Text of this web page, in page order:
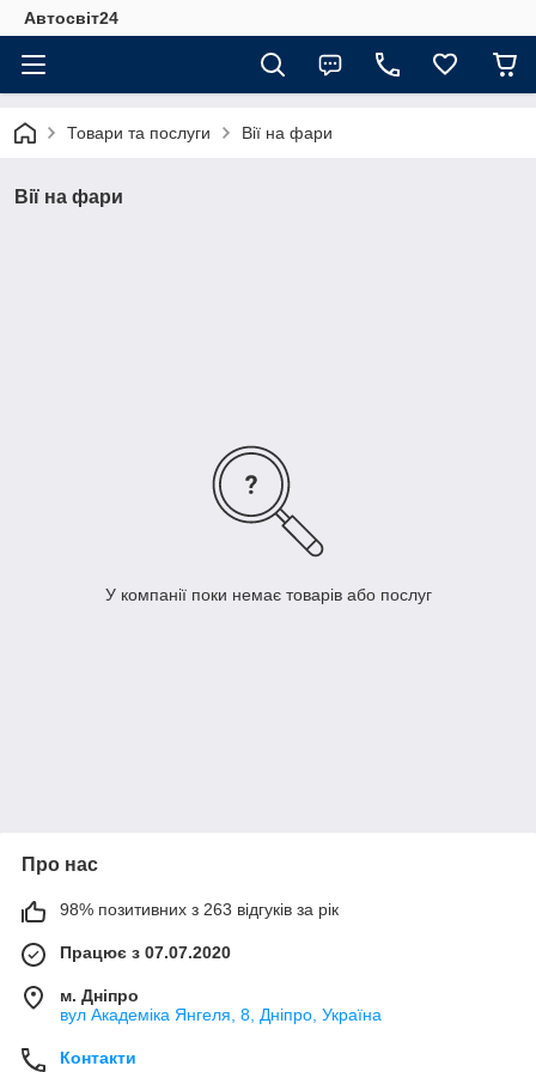
Автосвіт24
Товари та послуги Вії на фари
Вії на фари
У компанії поки немає товарів або послуг
Про нас
98% позитивних з 263 відгуків за рік
Працює з 07.07.2020
м. Дніпро
вул Академіка Янгеля, 8, Дніпро, Україна
Контакти